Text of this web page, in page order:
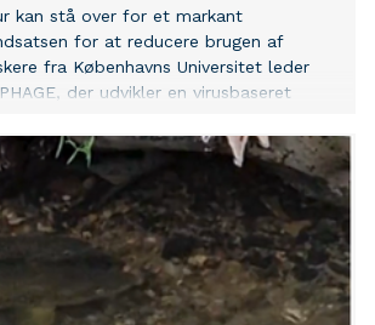
kan stå over for et markant
for at reducere brugen af
fra Københavns Universitet leder
der udvikler en virusbaseret
til antibiotika i produktionen af
vurderes at kunne få stor
miljø, dyresundhed og dansk